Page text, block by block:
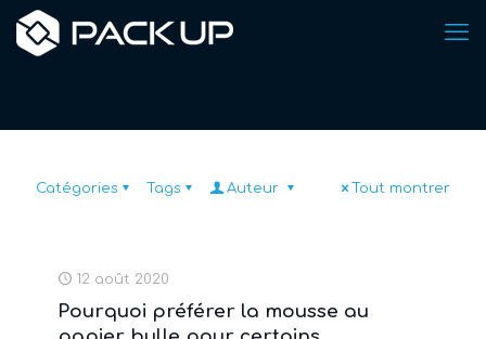
Catégories Tags Auteur Tout montrer
12 août 2020
Pourquoi préférer la mousse au